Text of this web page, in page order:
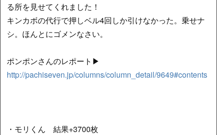
る所を見せてくれました！
キンカボの代行で押しベル4回しか引けなかった。乗せナ
シ。ほんとにゴメンなさい。
ポンポンさんのレポート▶
http://pachiseven.jp/columns/column_detail/9649#contents
・モリくん 結果+3700枚